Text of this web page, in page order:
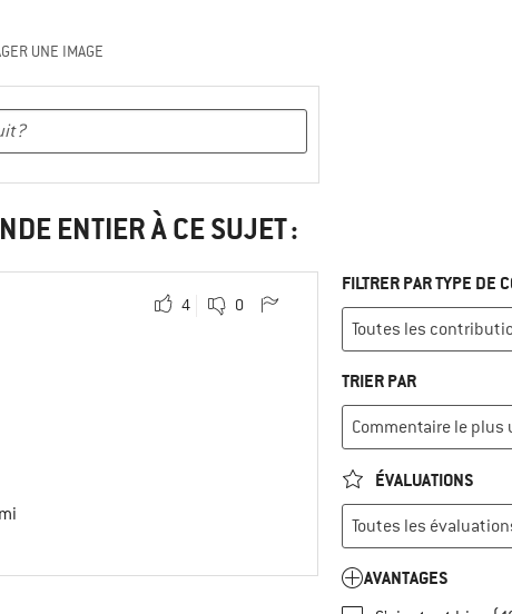
UNE IMAGE
ENTIER À CE SUJET :
4 0
FILTRER PAR TYPE DE
TRIER PAR
ÉVALUATIONS
AVANTAGES